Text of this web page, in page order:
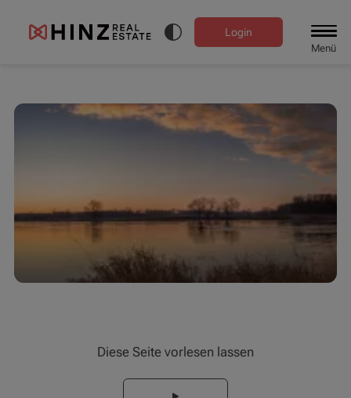
Menü
Login
Diese Seite vorlesen lassen